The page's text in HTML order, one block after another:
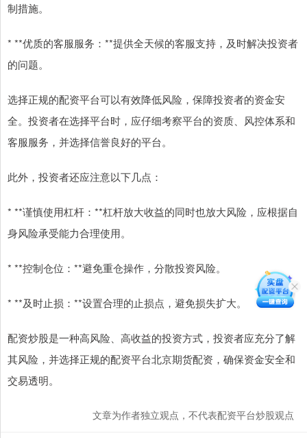
制措施。
* **优质的客服服务：**提供全天候的客服支持，及时解决投资者
的问题。
选择正规的配资平台可以有效降低风险，保障投资者的资金安
全。投资者在选择平台时，应仔细考察平台的资质、风控体系和
客服服务，并选择信誉良好的平台。
此外，投资者还应注意以下几点：
* **谨慎使用杠杆：**杠杆放大收益的同时也放大风险，应根据自
身风险承受能力合理使用。
* **控制仓位：**避免重仓操作，分散投资风险。
* **及时止损：**设置合理的止损点，避免损失扩大。
配资炒股是一种高风险、高收益的投资方式，投资者应充分了解
其风险，并选择正规的配资平台北京期货配资，确保资金安全和
交易透明。
文章为作者独立观点，不代表配资平台炒股观点